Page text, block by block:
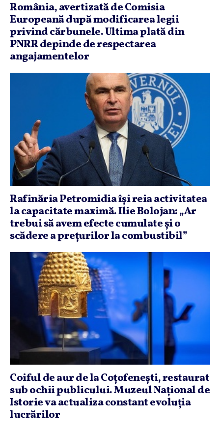
România, avertizată de Comisia
Europeană după modificarea legii
privind cărbunele. Ultima plată din
PNRR depinde de respectarea
angajamentelor
Rafinăria Petromidia îşi reia activitatea
la capacitate maximă. Ilie Bolojan: „Ar
trebui să avem efecte cumulate şi o
scădere a preţurilor la combustibil”
Coiful de aur de la Coţofeneşti, restaurat
sub ochii publicului. Muzeul Naţional de
Istorie va actualiza constant evoluţia
lucrărilor